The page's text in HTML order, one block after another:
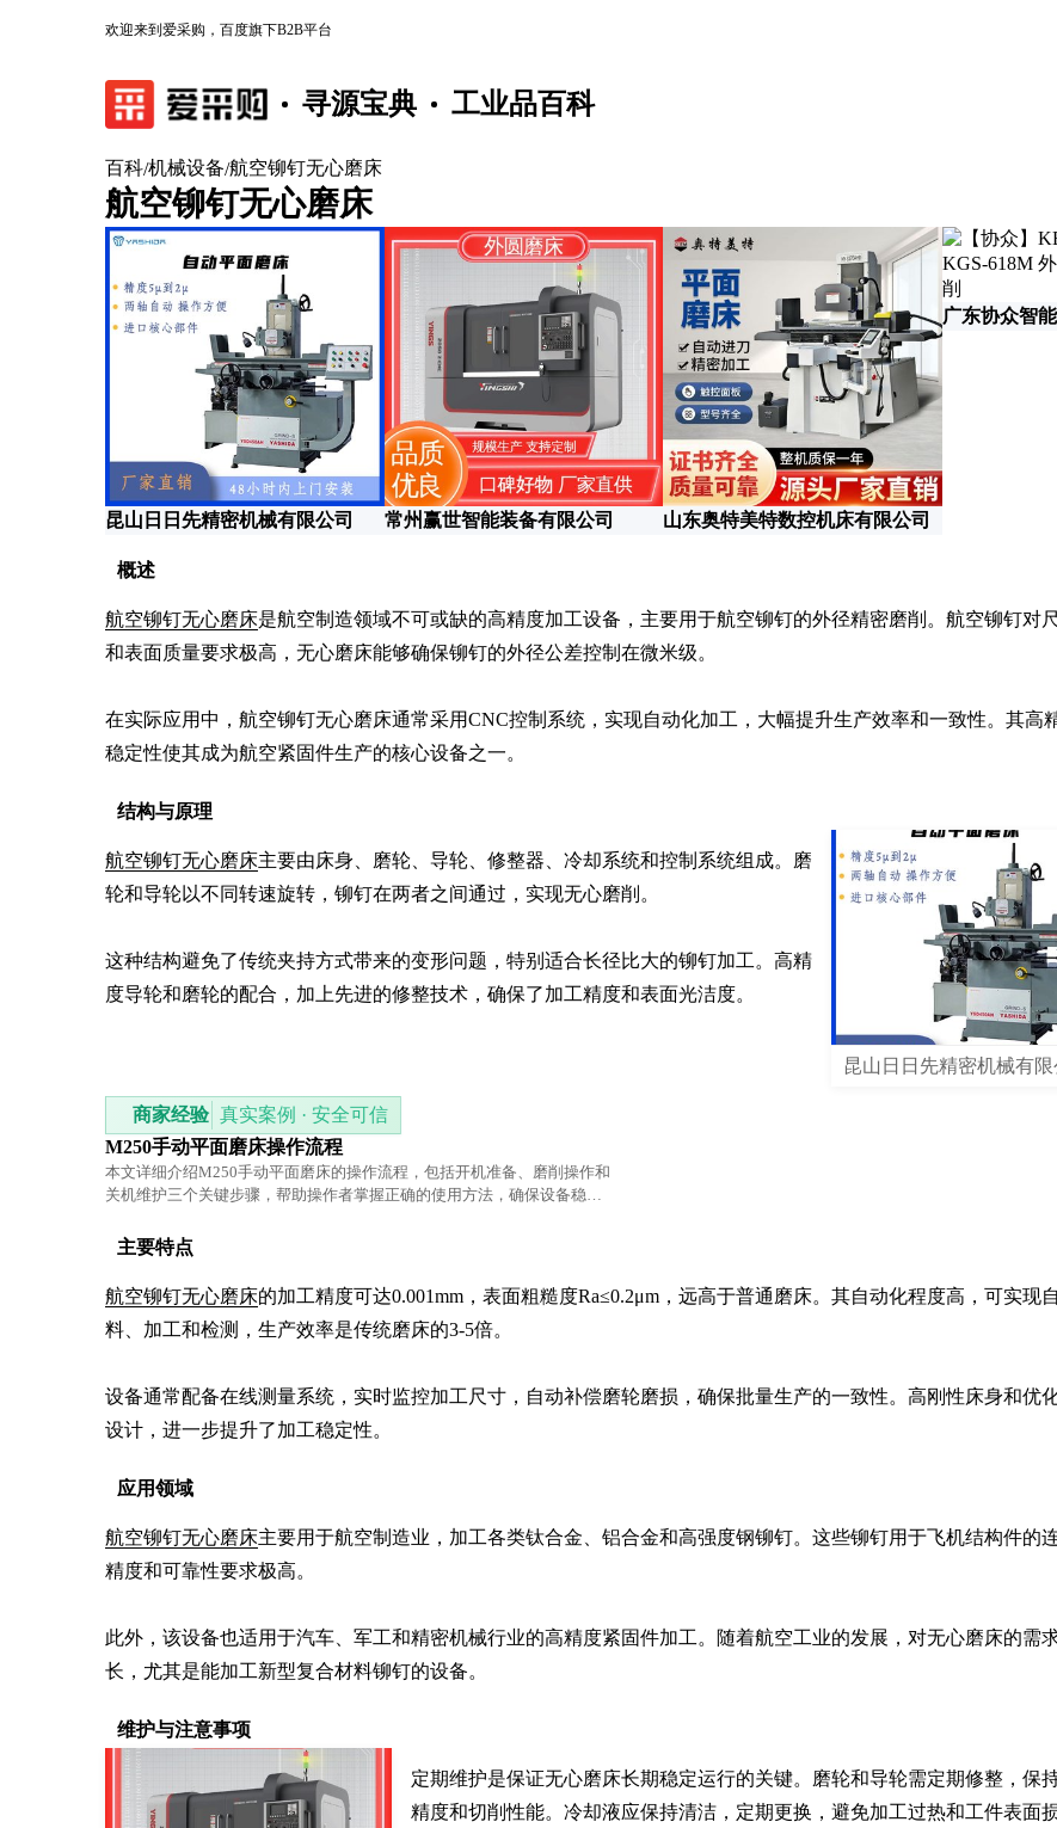
欢迎来到爱采购，百度旗下B2B平台
寻源宝典 工业品百科
百科/机械设备/航空铆钉无心磨床
航空铆钉无心磨床
昆山日日先精密机械有限公司 常州赢世智能装备有限公司 山东奥特美特数控机床有限公司
广东协众智
概述
航空铆钉无心磨床是航空制造领域不可或缺的高精度加工设备，主要用于航空铆钉的外径精密磨削。航空铆钉对
和表面质量要求极高，无心磨床能够确保铆钉的外径公差控制在微米级。
在实际应用中，航空铆钉无心磨床通常采用CNC控制系统，实现自动化加工，大幅提升生产效率和一致性。其高
稳定性使其成为航空紧固件生产的核心设备之一。
结构与原理
昆山日日先精密机械有限
航空铆钉无心磨床主要由床身、磨轮、导轮、修整器、冷却系统和控制系统组成。磨
轮和导轮以不同转速旋转，铆钉在两者之间通过，实现无心磨削。
这种结构避免了传统夹持方式带来的变形问题，特别适合长径比大的铆钉加工。高精
度导轮和磨轮的配合，加上先进的修整技术，确保了加工精度和表面光洁度。
商家经验 真实案例 · 安全可信
M250手动平面磨床操作流程
本文详细介绍M250手动平面磨床的操作流程，包括开机准备、磨削操作和
关机维护三个关键步骤，帮助操作者掌握正确的使用方法，确保设备稳定
主要特点
航空铆钉无心磨床的加工精度可达0.001mm，表面粗糙度Ra≤0.2μm，远高于普通磨床。其自动化程度高，可实现
料、加工和检测，生产效率是传统磨床的3-5倍。
设备通常配备在线测量系统，实时监控加工尺寸，自动补偿磨轮磨损，确保批量生产的一致性。高刚性床身和优
设计，进一步提升了加工稳定性。
应用领域
航空铆钉无心磨床主要用于航空制造业，加工各类钛合金、铝合金和高强度钢铆钉。这些铆钉用于飞机结构件的
精度和可靠性要求极高。
此外，该设备也适用于汽车、军工和精密机械行业的高精度紧固件加工。随着航空工业的发展，对无心磨床的需
长，尤其是能加工新型复合材料铆钉的设备。
维护与注意事项
定期维护是保证无心磨床长期稳定运行的关键。磨轮和导轮需定期修整，保
精度和切削性能。冷却液应保持清洁，定期更换，避免加工过热和工件表面损